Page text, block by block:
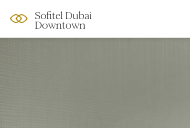
Sofitel Dubai
Downtown